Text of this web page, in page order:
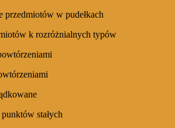
przedmiotów w pudełkach
k rozróżnialnych typów
stałych